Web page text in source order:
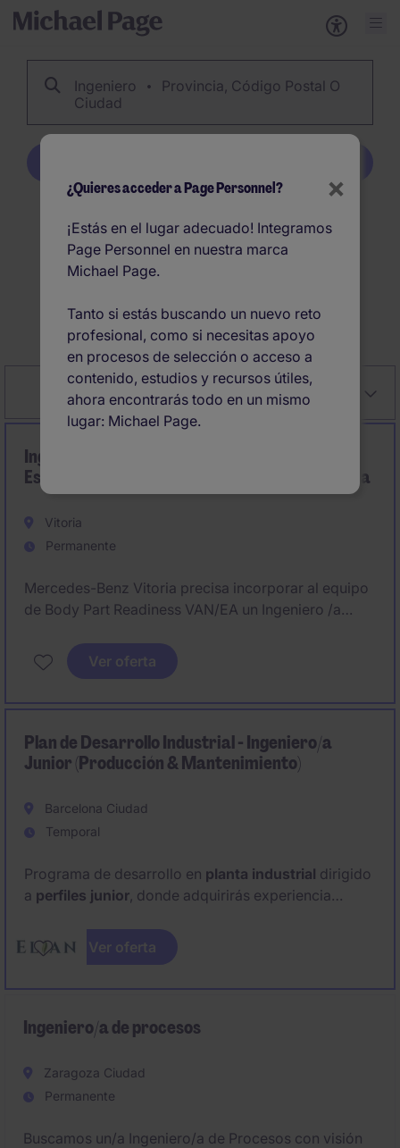
Ingeniero
Provincia, Código Postal O
Ciudad
612 Ingeniero ofertas de
empleo en España
Crear alerta
Relevancia
CloseFilter
Ingeniero/a especialista en
Estampado/Troqueles - Mercedes Benz Vitoria
Vitoria
Permanente
Mercedes-Benz Vitoria precisa incorporar al equipo
de Body Part Readiness VAN/EA un Ingeniero /a
frío (Troqueles, Piezas de Prensa).
Ver oferta
Plan de Desarrollo Industrial - Ingeniero/a
Junior (Producción & Mantenimiento)
Barcelona Ciudad
Temporal
Programa de desarrollo en planta industrial dirigido
a perfiles junior, donde adquirirás experiencia
entorno real y exigente.
Buscan personas con actitud, ganas de aprender y
Ver oferta
Ingeniero/a de procesos
Zaragoza Ciudad
Permanente
Buscamos un/a Ingeniero/a de Procesos con visión
×
¿Quieres acceder a Page Personnel?
¡Estás en el lugar adecuado! Integramos
Page Personnel en nuestra marca
Michael Page.
Tanto si estás buscando un nuevo reto
profesional, como si necesitas apoyo
en procesos de selección o acceso a
contenido, estudios y recursos útiles,
ahora encontrarás todo en un mismo
lugar: Michael Page.